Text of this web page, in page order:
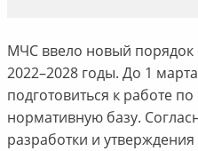
МЧС ввело новый
2022–2028 годы. До 1
подготовиться к работе
нормативную базу.
разработки и